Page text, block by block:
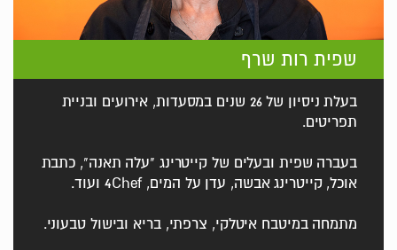
שפית רות שרף
בעלת ניסיון של 26 שנים במסעדות, אירועים ובניית
תפריטים.
בעברה שפית ובעלים של קייטרינג "עלה תאנה", כתבת
אוכל, קייטרינג אבשה, עדן על המים, 4Chef ועוד.
מתמחה במיטבח איטלקי, צרפתי, בריא ובישול טבעוני.